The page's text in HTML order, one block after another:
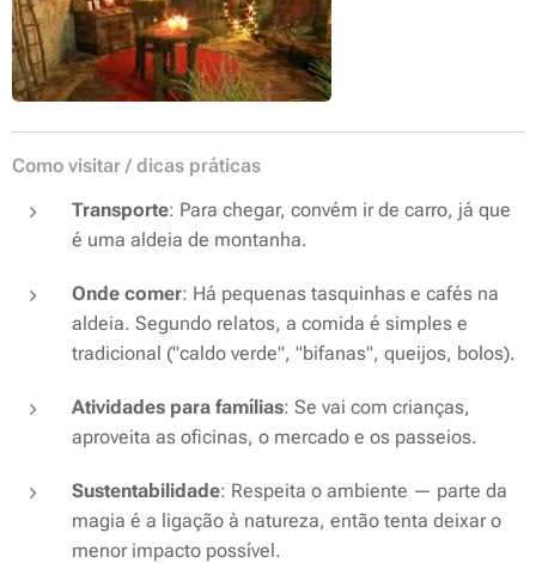
Como visitar / dicas práticas
Transporte: Para chegar, convém ir de carro, já que
é uma aldeia de montanha.
Onde comer: Há pequenas tasquinhas e cafés na
aldeia. Segundo relatos, a comida é simples e
tradicional ("caldo verde", "bifanas", queijos, bolos).
Atividades para famílias: Se vai com crianças,
aproveita as oficinas, o mercado e os passeios.
Sustentabilidade: Respeita o ambiente — parte da
magia é a ligação à natureza, então tenta deixar o
menor impacto possível.